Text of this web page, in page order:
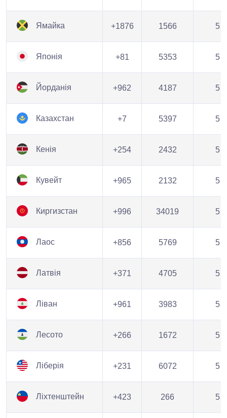
Ямайка +1876 1566 5
Японія +81 5353 5
Йорданія +962 4187 5
Казахстан +7 5397 5
Кенія +254 2432 5
Кувейт +965 2132 5
Киргизстан +996 34019 5
Лаос +856 5769 5
Латвія +371 4705 5
Ліван +961 3983 5
Лесото +266 1672 5
Ліберія +231 6072 5
Ліхтенштейн +423 266 5